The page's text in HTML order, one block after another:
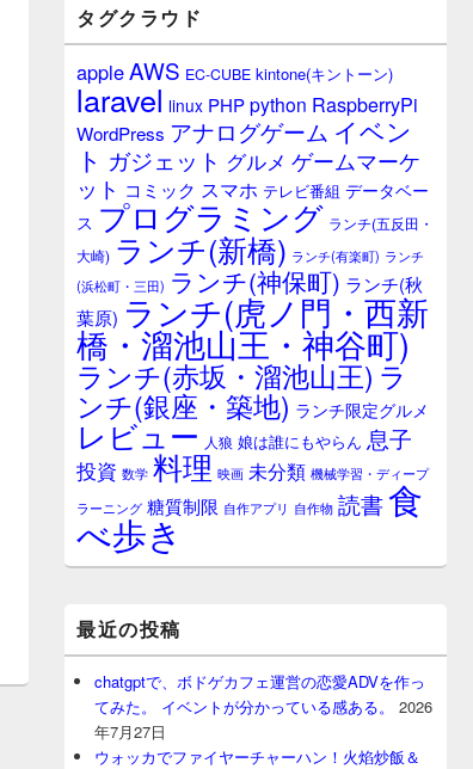
ー
ジ
ッ
ト
タグクラウド
appleAWS EC-CUBE kintone(キントーン)
laravel linux PHPpython RaspberryPi
WordPress アナログゲーム イベン
ト ガジェット グルメ ゲームマーケ
ット コミック スマホ テレビ番組 データベー
ス プログラミング ランチ(五反田・
大崎) ランチ(新橋) ランチ(有楽町) ランチ
(浜松町・三田) ランチ(神保町) ランチ(秋
葉原) ランチ(虎ノ門・西新
橋・溜池山王・神谷町)
ランチ(赤坂・溜池山王) ラ
ンチ(銀座・築地) ランチ限定グルメ
レビュー 人狼 娘は誰にもやらん 息子
投資 数学 料理 映画 未分類 機械学習・ディープ
ラーニング 糖質制限 自作アプリ 自作物 読書食
べ歩き
最近の投稿
chatgptで、ボドゲカフェ運営の恋愛ADVを作っ
てみた。 イベントが分かっている感ある。
2026
年7月27日
ウォッカでファイヤーチャーハン！火焰炒飯＆